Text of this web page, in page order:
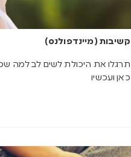
קשיבות (מיינדפולנס)
תרגלו את היכולת לשים לב למה
כאן ועכשיו